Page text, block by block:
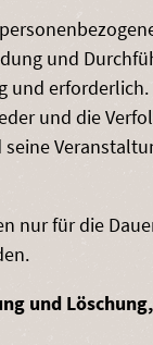
und
und
und die
nur für die
und